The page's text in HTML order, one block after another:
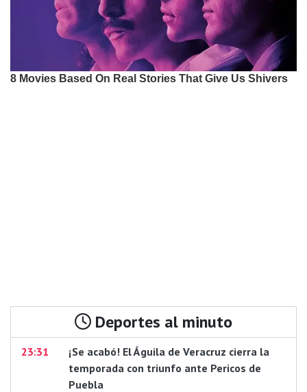
Deportes al minuto
23:31
¡Se acabó! El Águila de Veracruz cierra la
temporada con triunfo ante Pericos de
Puebla